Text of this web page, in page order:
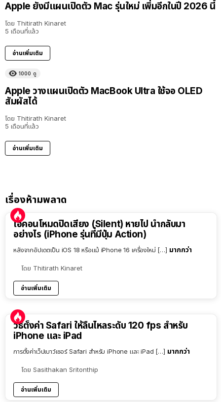
Apple ยังมีแผนเปิดตัว Mac รุ่นใหม่ เพิ่มอีกในปี 2026 นี้
โดย Thitirath Kinaret
5 เดือนที่แล้ว
อ่านเพิ่มเติม
1000 ดู
Apple วางแผนเปิดตัว MacBook Ultra ใช้จอ OLED
สัมผัสได้
โดย Thitirath Kinaret
5 เดือนที่แล้ว
อ่านเพิ่มเติม
เรื่องห้ามพลาด
ไอคอนโหมดปิดเสียง (Silent) หายไป นำกลับมา
อย่างไร (iPhone รุ่นที่มีปุ่ม Action)
หลังจากอัปเดตเป็น iOS 18 หรือแม้ iPhone 16 เครื่องใหม่ […] มากกว่า
โดย Thitirath Kinaret
อ่านเพิ่มเติม
วิธีตั้งค่า Safari ให้ลื่นไหลระดับ 120 fps สำหรับ
iPhone และ iPad
การตั้งค่าเว็ปเบาว์เซอร์ Safari สำหรับ iPhone และ iPad […] มากกว่า
โดย Sasithakan Sritonthip
อ่านเพิ่มเติม